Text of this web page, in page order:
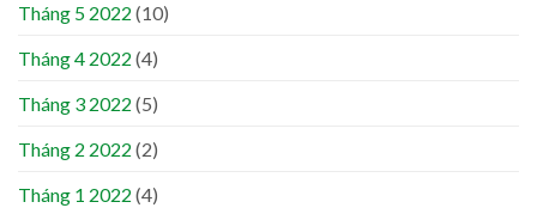
Tháng 5 2022 (10)
Tháng 4 2022 (4)
Tháng 3 2022 (5)
Tháng 2 2022 (2)
Tháng 1 2022 (4)